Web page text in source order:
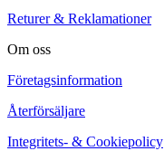
Returer & Reklamationer
Om oss
Företagsinformation
Återförsäljare
Integritets- & Cookiepolicy